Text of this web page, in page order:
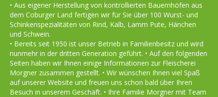
• Aus eigener Herstellung von kontrollierten Bauernhöfen aus
dem Coburger Land fertigen wir für Sie über 100 Wurst- und
Schinkenspezialitäten von Rind, Kalb, Lamm Pute, Hänchen
und Schwein.
• Bereits seit 1950 ist unser Betrieb in Familienbesitz und wird
nunmehr in der dritten Generation geführt. • Auf den folgenden
Seiten haben wir Ihnen einige Informationen zur Fleischerei
Morgner zusammen gestellt. • Wir wünschen Ihnen viel Spaß
auf unserer Website und freuen uns schon bald über Ihren
Besuch in unserem Geschäft. • Ihre Familie Morgner mit Team